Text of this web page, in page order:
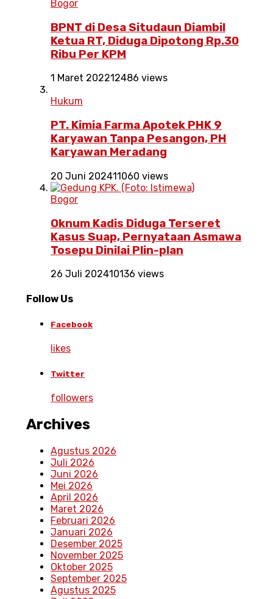
Bogor
BPNT di Desa Situdaun Diambil
Ketua RT, Diduga Dipotong Rp.30
Ribu Per KPM
1 Maret 202212486 views
Hukum
PT. Kimia Farma Apotek PHK 9
Karyawan Tanpa Pesangon, PH
Karyawan Meradang
20 Juni 202411060 views
Bogor
Oknum Kadis Diduga Terseret
Kasus Suap, Pernyataan Asmawa
Tosepu Dinilai Plin-plan
26 Juli 202410136 views
Follow Us
Facebook
likes
Twitter
followers
Archives
Agustus 2026
Juli 2026
Juni 2026
Mei 2026
April 2026
Maret 2026
Februari 2026
Januari 2026
Desember 2025
November 2025
Oktober 2025
September 2025
Agustus 2025